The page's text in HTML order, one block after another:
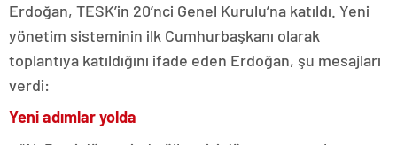
Erdoğan, TESK’in 20’nci Genel Kurulu’na katıldı. Yeni
yönetim sisteminin ilk Cumhurbaşkanı olarak
toplantıya katıldığını ifade eden Erdoğan, şu mesajları
verdi:
Yeni adımlar yolda